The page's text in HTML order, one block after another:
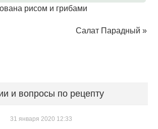
рисом и грибами
Салат Парадный »
и вопросы по рецепту
31 января 2020 12:33